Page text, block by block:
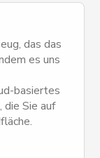
das das
es uns
basiertes
Sie auf